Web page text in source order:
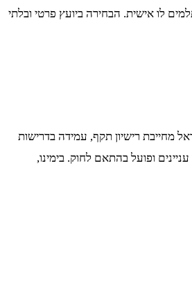
לו אישית. הבחירה ביועץ פרטי ובלתי
מחייבת רישיון תקף, עמידה בדרישות
ופועל בהתאם לחוק. בימינו,